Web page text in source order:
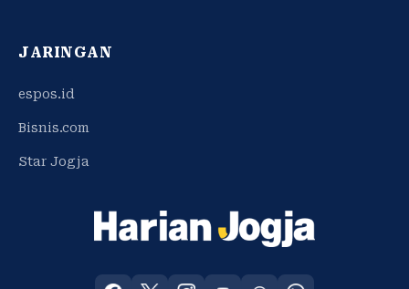
JARINGAN
espos.id
Bisnis.com
Star Jogja